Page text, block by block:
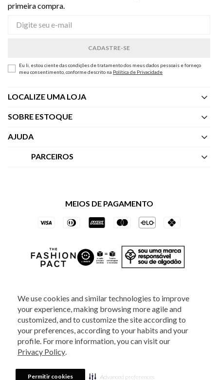
We use cookies and similar technologies to improve
your experience, making browsing more agile and
customized, and to customize the site according to
your preferences, according to your habits and your
profile. For more information, you can visit our
Privacy Policy.
Permitir cookies Advanced preferences
primeira compra.
Eu li, estou ciente das condições de tratamento dos meus dados pessoais e forneço
meu consentimento, conforme descrito na Política de Privacidade
LOCALIZE UMA LOJA
SOBRE ESTOQUE
Quem Somos
AJUDA
Central de Atendimento
Trocas e Devoluções
PARCEIROS
Vai de Visa
Azul Fidelidade
MEIOS DE PAGAMENTO
2025 - Veste S.A Estilo. Todos os direitos reservados - A loja Estoque reserva-
se no direito de corrigir ou alterar informações como: preços, promoções e
880 5520.Horário de Atendimento:
Sábados das 8h às 14h, exceto feriados. Veste S.A Estilo. Rua Othão, 405, Vila